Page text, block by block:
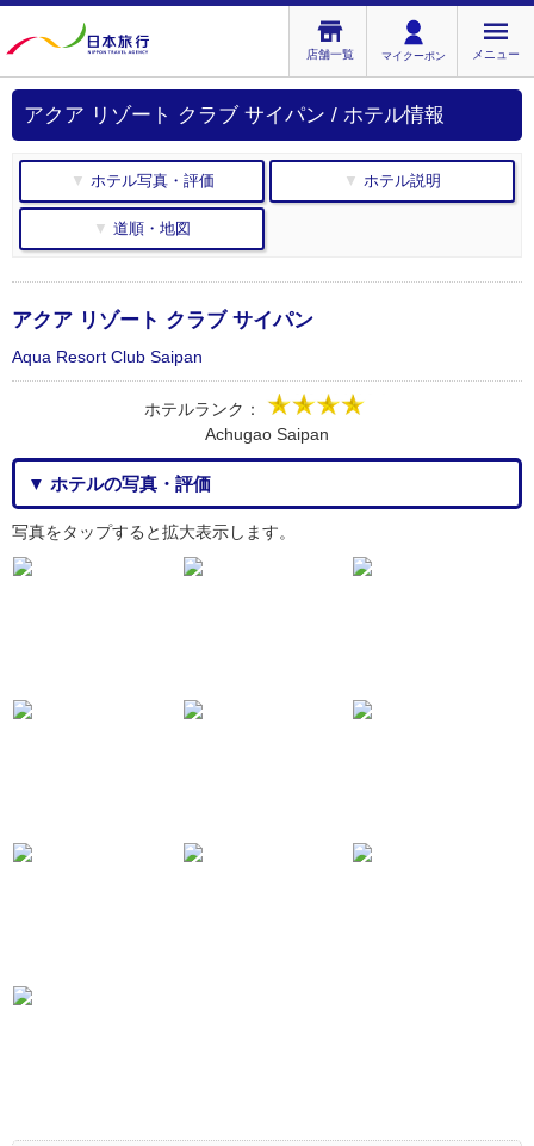
店舗一覧 マイクーポン メニュー
アクア リゾート クラブ サイパン / ホテル情報
▼ ホテル写真・評価 ▼ ホテル説明
▼ 道順・地図
アクア リゾート クラブ サイパン
Aqua Resort Club Saipan
ホテルランク：
Achugao Saipan
▼ ホテルの写真・評価
写真をタップすると拡大表示します。